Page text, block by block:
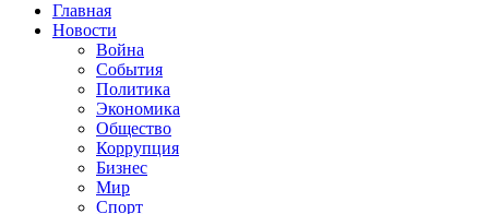
Главная
Новости
Война
События
Политика
Экономика
Общество
Коррупция
Бизнес
Мир
Спорт